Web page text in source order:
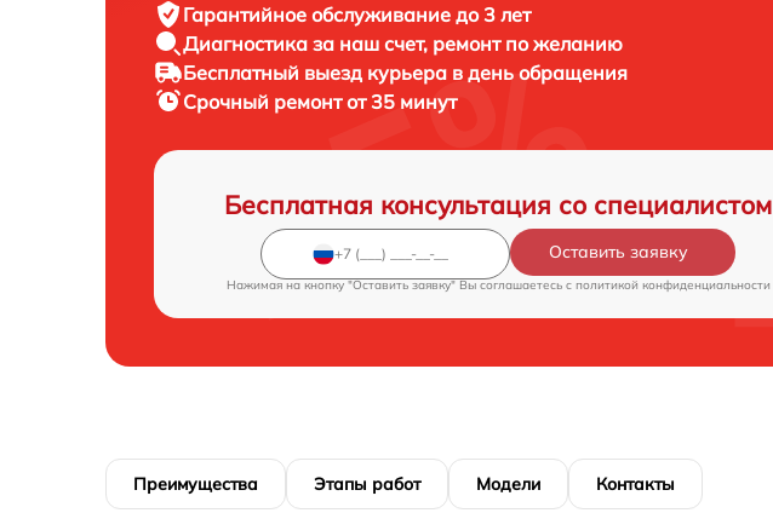
Гарантийное обслуживание до 3 лет
Диагностика за наш счет, ремонт по желанию
Бесплатный выезд курьера в день обращения
Срочный ремонтот 35 минут
Бесплатная консультация со специалистом
Оставить заявку
Нажимая на кнопку "Оставить заявку" Вы соглашаетесь c политикой конфиденциальности
Преимущества Этапы работ Модели Контакты